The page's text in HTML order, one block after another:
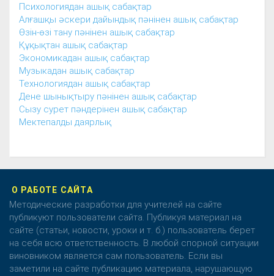
Психологиядан ашық сабақтар
Алғашқы әскери дайындық пәнінен ашық сабақтар
Өзін-өзі тану пәнінен ашық сабақтар
Құқықтан ашық сабақтар
Экономикадан ашық сабақтар
Музыкадан ашық сабақтар
Технологиядан ашық сабақтар
Дене шынықтыру пәнінен ашық сабақтар
Сызу сурет пәндерінен ашық сабақтар
Мектепалды даярлық
О РАБОТЕ САЙТА
Методические разработки для учителей на сайте
публикуют пользователи сайта. Публикуя материал на
сайте (статьи, новости, уроки и т. б.) пользователь берет
на себя всю ответственность. В любой спорной ситуации
виновником является сам пользователь. Если вы
заметили на сайте публикацию материала, нарушающую